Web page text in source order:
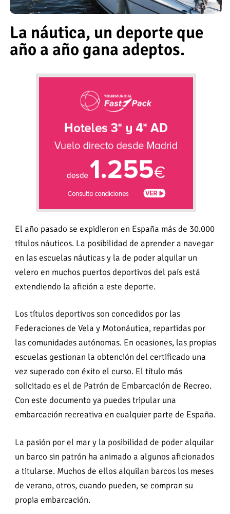
La náutica, un deporte que
año a año gana adeptos.
El año pasado se expidieron en España más de 30.000
títulos náuticos. La posibilidad de aprender a navegar
en las escuelas náuticas y la de poder alquilar un
velero en muchos puertos deportivos del país está
extendiendo la afición a este deporte.
Los títulos deportivos son concedidos por las
Federaciones de Vela y Motonáutica, repartidas por
las comunidades autónomas. En ocasiones, las propias
escuelas gestionan la obtención del certificado una
vez superado con éxito el curso. El título más
solicitado es el de Patrón de Embarcación de Recreo.
Con este documento ya puedes tripular una
embarcación recreativa en cualquier parte de España.
La pasión por el mar y la posibilidad de poder alquilar
un barco sin patrón ha animado a algunos aficionados
a titularse. Muchos de ellos alquilan barcos los meses
de verano, otros, cuando pueden, se compran su
propia embarcación.